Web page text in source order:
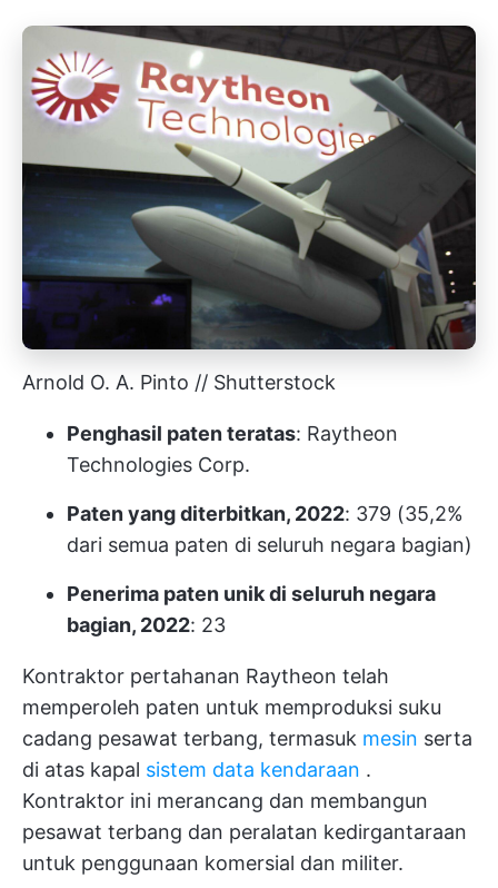
Arnold O. A. Pinto // Shutterstock
Penghasil paten teratas: Raytheon
Technologies Corp.
Paten yang diterbitkan, 2022: 379 (35,2%
dari semua paten di seluruh negara bagian)
Penerima paten unik di seluruh negara
bagian, 2022: 23
Kontraktor pertahanan Raytheon telah
memperoleh paten untuk memproduksi suku
cadang pesawat terbang, termasuk mesin serta
di atas kapal sistem data kendaraan .
Kontraktor ini merancang dan membangun
pesawat terbang dan peralatan kedirgantaraan
untuk penggunaan komersial dan militer.